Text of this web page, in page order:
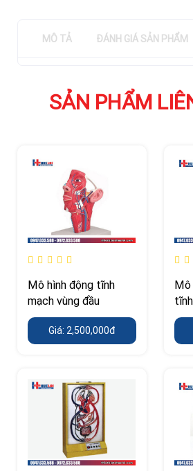
MÔ TẢ ĐÁNH GIÁ SẢN PHẨM
SẢN PHẨM
Mô hình động tĩnh
mạch vùng đầu
Giá: 2,500,000đ
Mô